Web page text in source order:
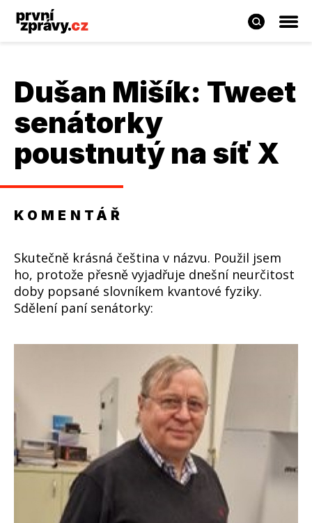
Dušan Mišík: Tweet
senátorky
poustnutý na síť X
KOMENTÁŘ
Skutečně krásná čeština v názvu. Použil jsem
ho, protože přesně vyjadřuje dnešní neurčitost
doby popsané slovníkem kvantové fyziky.
Sdělení paní senátorky: